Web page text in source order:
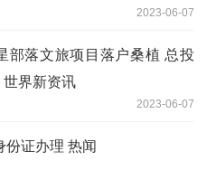
2023-06-07
部落文旅项目落户桑植 总投
世界新资讯
2023-06-07
份证办理 热闻